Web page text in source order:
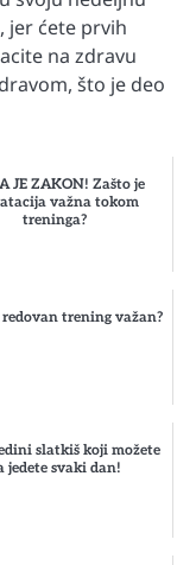
jer ćete prvih
na zdravu
što je deo
JE ZAKON! Zašto je
važna tokom
treninga?
redovan trening važan?
slatkiš koji možete
jedete svaki dan!